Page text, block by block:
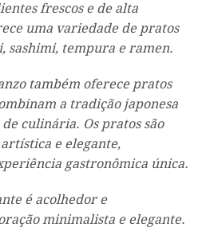
frescos e de alta
uma variedade de pratos
sashimi, tempura e ramen.
também oferece pratos
a tradição japonesa
culinária. Os pratos são
e elegante,
gastronômica única.
é acolhedor e
minimalista e elegante.